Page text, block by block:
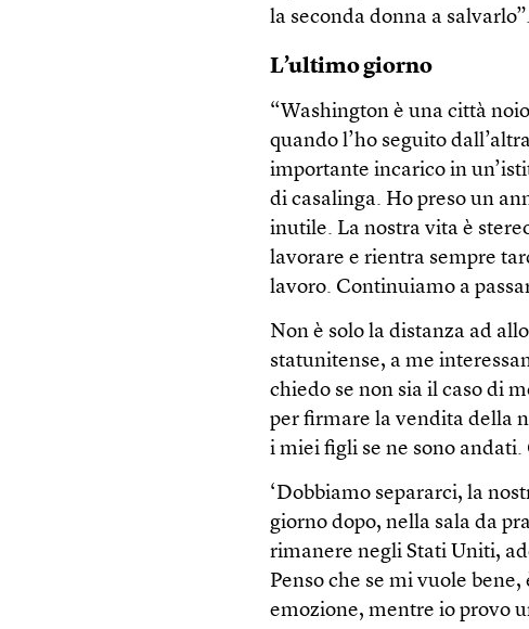
la seconda donna a salvarlo”.
L’ultimo giorno
“Washington è una città
quando l’ho seguito
importante incarico in
di casalinga. Ho preso un
inutile. La nostra vita è
lavorare e rientra sempre
lavoro. Continuiamo a
Non è solo la distanza ad
statunitense, a me
chiedo se non sia il caso di
per firmare la vendita della
i miei figli se ne sono
‘Dobbiamo separarci, la
giorno dopo, nella sala da
rimanere negli Stati Uniti,
Penso che se mi vuole
emozione, mentre io provo